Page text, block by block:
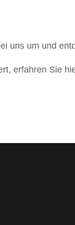
uns um und
erfahren Sie